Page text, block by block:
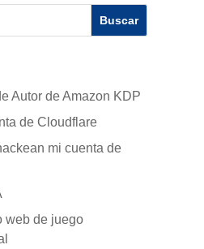
Buscar
Autor de Amazon KDP
de Cloudflare
mi cuenta de
web de juego